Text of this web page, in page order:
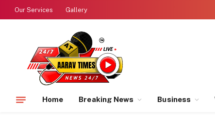
Our Services Gallery
Home Breaking News Business